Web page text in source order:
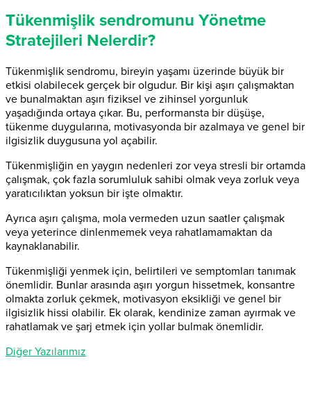
Tükenmişlik sendromunu Yönetme
Stratejileri Nelerdir?
Tükenmişlik sendromu, bireyin yaşamı üzerinde büyük bir
etkisi olabilecek gerçek bir olgudur. Bir kişi aşırı çalışmaktan
ve bunalmaktan aşırı fiziksel ve zihinsel yorgunluk
yaşadığında ortaya çıkar. Bu, performansta bir düşüşe,
tükenme duygularına, motivasyonda bir azalmaya ve genel bir
ilgisizlik duygusuna yol açabilir.
Tükenmişliğin en yaygın nedenleri zor veya stresli bir ortamda
çalışmak, çok fazla sorumluluk sahibi olmak veya zorluk veya
yaratıcılıktan yoksun bir işte olmaktır.
Ayrıca aşırı çalışma, mola vermeden uzun saatler çalışmak
veya yeterince dinlenmemek veya rahatlamamaktan da
kaynaklanabilir.
Tükenmişliği yenmek için, belirtileri ve semptomları tanımak
önemlidir. Bunlar arasında aşırı yorgun hissetmek, konsantre
olmakta zorluk çekmek, motivasyon eksikliği ve genel bir
ilgisizlik hissi olabilir. Ek olarak, kendinize zaman ayırmak ve
rahatlamak ve şarj etmek için yollar bulmak önemlidir.
Diğer Yazılarımız